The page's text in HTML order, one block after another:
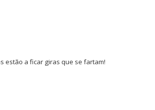
estão a ficar giras que se fartam!